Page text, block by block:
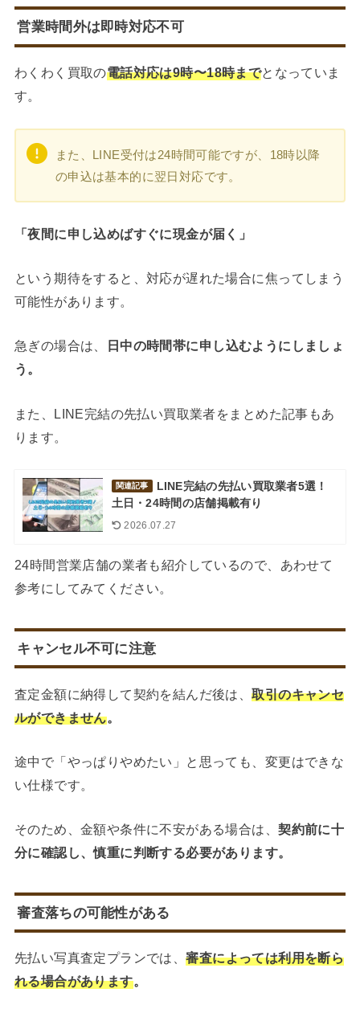
営業時間外は即時対応不可
わくわく買取の電話対応は9時〜18時までとなっていま
す。
また、LINE受付は24時間可能ですが、18時以降
の申込は基本的に翌日対応です。
「夜間に申し込めばすぐに現金が届く」
という期待をすると、対応が遅れた場合に焦ってしまう
可能性があります。
急ぎの場合は、
日中の時間帯に申し込むようにしましょ
う。
また、LINE完結の先払い買取業者をまとめた記事もあ
ります。
関連記事
LINE完結の先払い買取業者5選！
土日・24時間の店舗掲載有り
2026.07.27
24時間営業店舗の業者も紹介しているので、あわせて
参考にしてみてください。
キャンセル不可に注意
査定金額に納得して契約を結んだ後は、取引のキャンセ
ルができません。
途中で「やっぱりやめたい」と思っても、変更はできな
い仕様です。
そのため、金額や条件に不安がある場合は、契約前に十
分に確認し、慎重に判断する必要があります。
審査落ちの可能性がある
先払い写真査定プランでは、審査によっては利用を断ら
れる場合があります。